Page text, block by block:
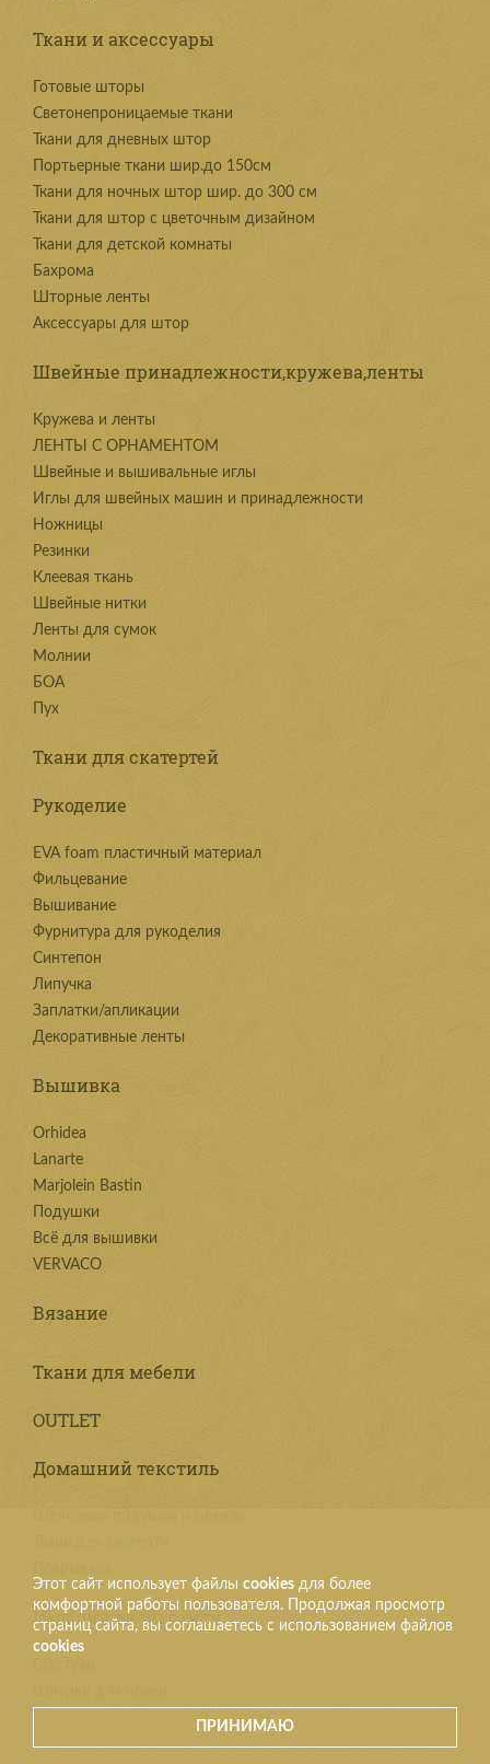
Этот сайт использует файлы cookies для более
комфортной работы пользователя. Продолжая просмотр
страниц сайта, вы соглашаетесь с использованием файлов
cookies
ПРИНИМАЮ
Ткани и аксессуары
Готовые шторы
Светонепроницаемые ткани
Ткани для дневных штор
Портьерные ткани шир.до 150см
Ткани для ночных штор шир. до 300 см
Ткани для штор с цветочным дизайном
Ткани для детской комнаты
Бахрома
Шторные ленты
Аксессуары для штор
Швейные принадлежности,кружева,ленты
Kружева и ленты
ЛЕНТЫ С ОРНАМЕНТОМ
Швейные и вышивальные иглы
Иглы для швейных машин и принадлежности
Ножницы
Резинки
Клеевая ткань
Швейные нитки
Ленты для сумок
Молнии
БОА
Пух
Ткани для скатертей
Рукоделие
EVA foam пластичный материал
Фильцевание
Вышивание
Фурнитура для рукоделия
Синтепон
Липучка
Заплатки/апликации
Декоративные ленты
Вышивка
Orhidea
Lanarte
Marjolein Bastin
Подушки
Всё для вышивки
VERVACO
Вязание
Ткани для мебели
OUTLET
Домашний текстиль
Изделия из текстиля